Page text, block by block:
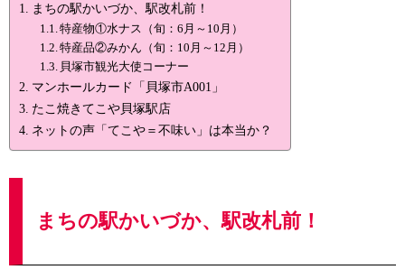
まちの駅かいづか、駅改札前！
特産物①水ナス（旬：6月～10月）
特産品②みかん（旬：10月～12月）
貝塚市観光大使コーナー
マンホールカード「貝塚市A001」
たこ焼きてこや貝塚駅店
ネットの声「てこや＝不味い」は本当か？
まちの駅かいづか、駅改札前！